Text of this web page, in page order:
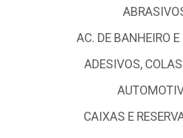
AC. DE BANHEIRO
ADESIVOS,
CAIXAS E